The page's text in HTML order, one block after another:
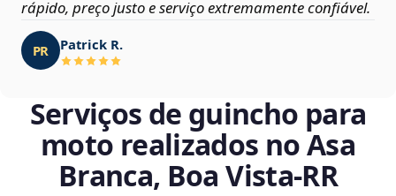
rápido, preço justo e serviço extremamente confiável.
PR Patrick R.
Serviços de guincho para
moto realizados no Asa
Branca, Boa Vista‑RR